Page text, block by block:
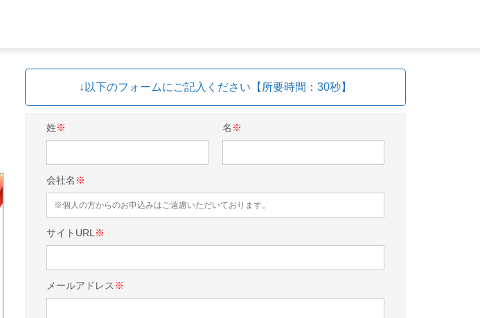
↓以下のフォームにご記入ください【所要時間：30秒】
姓※ 名 ※
会社名 ※
サイトURL ※
メールアドレス ※